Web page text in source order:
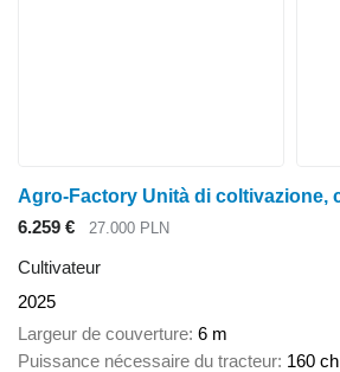
6.259 € 27.000 PLN
Cultivateur
2025
Largeur de couverture 6 m
Puissance nécessaire du tracteur 160 ch